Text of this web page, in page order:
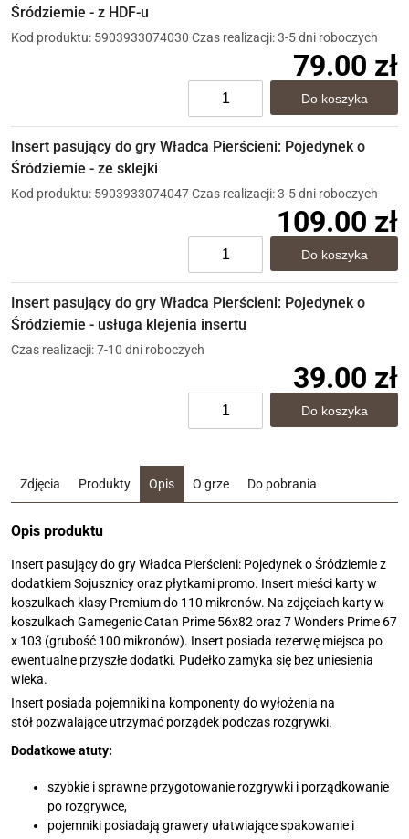
Śródziemie - z HDF-u
Kod produktu: 5903933074030 Czas realizacji: 3-5 dni roboczych
79.00 zł
Insert pasujący do gry Władca Pierścieni: Pojedynek o
Śródziemie - ze sklejki
Kod produktu: 5903933074047Czas realizacji: 3-5 dni roboczych
109.00 zł
Insert pasujący do gry Władca Pierścieni: Pojedynek o
Śródziemie - usługa klejenia insertu
Czas realizacji: 7-10 dni roboczych
39.00 zł
Zdjęcia Produkty Opis O grze Do pobrania
Opis produktu
Insert pasujący do gry Władca Pierścieni: Pojedynek o Śródziemie z
dodatkiem Sojusznicy oraz płytkami promo. Insert mieści karty w
koszulkach klasy Premium do 110 mikronów. Na zdjęciach karty w
koszulkach Gamegenic Catan Prime 56x82 oraz 7 Wonders Prime 67
x 103 (grubość 100 mikronów). Insert posiada rezerwę miejsca po
ewentualne przyszłe dodatki. Pudełko zamyka się bez uniesienia
wieka.
Insert posiada pojemniki na komponenty do wyłożenia na
stół pozwalające utrzymać porządek podczas rozgrywki.
Dodatkowe atuty:
szybkie i sprawne przygotowanie rozgrywki i porządkowanie
po rozgrywce,
pojemniki posiadają grawery ułatwiające spakowanie i